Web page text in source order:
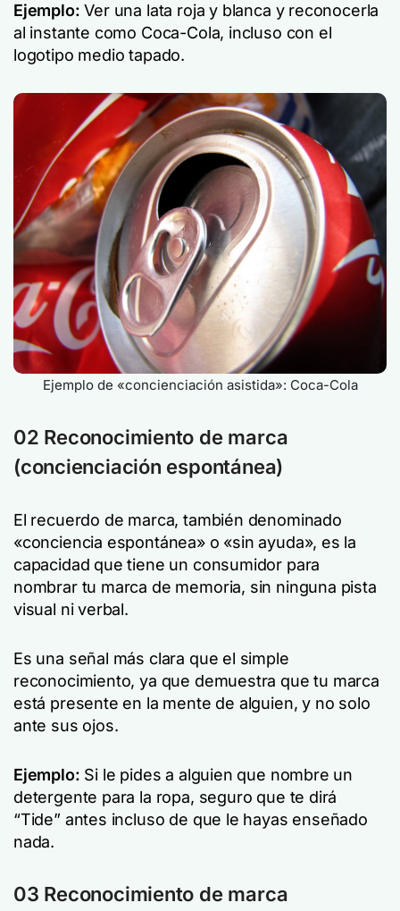
Ejemplo: Ver una lata roja y blanca y reconocerla
al instante como Coca-Cola, incluso con el
logotipo medio tapado.
Ejemplo de «concienciación asistida»: Coca-Cola
02 Reconocimiento de marca
(concienciación espontánea)
El recuerdo de marca, también denominado
«conciencia espontánea» o «sin ayuda», es la
capacidad que tiene un consumidor para
nombrar tu marca de memoria, sin ninguna pista
visual ni verbal.
Es una señal más clara que el simple
reconocimiento, ya que demuestra que tu marca
está presente en la mente de alguien, y no solo
ante sus ojos.
Ejemplo: Si le pides a alguien que nombre un
detergente para la ropa, seguro que te dirá
“Tide” antes incluso de que le hayas enseñado
nada.
03 Reconocimiento de marca